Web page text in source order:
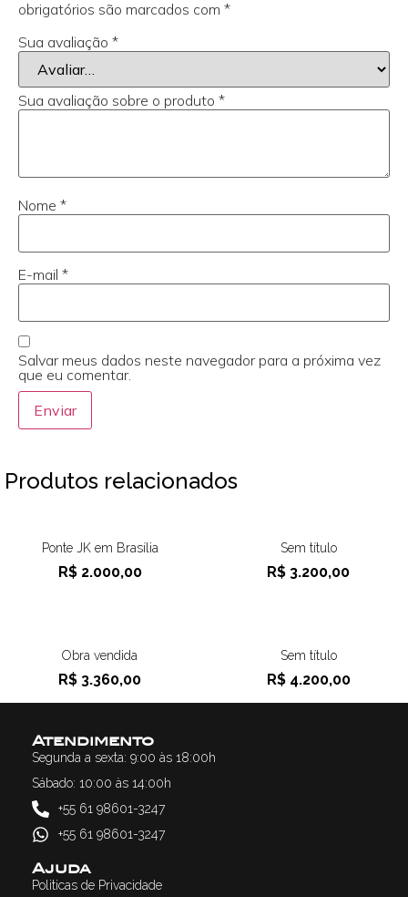
obrigatórios são marcados com *
Sua avaliação *
Sua avaliação sobre o produto *
Nome *
E-mail *
Salvar meus dados neste navegador para a próxima vez
que eu comentar.
Produtos relacionados
Ponte JK em Brasília
R$2.000,00
Sem título
R$ 3.200,00
Obra vendida
R$ 3.360,00
Sem título
R$4.200,00
Atendimento
Segunda a sexta: 9:00 às 18:00h
Sábado: 10:00 às 14:00h
+55 61 98601-3247
+55 61 98601-3247
Ajuda
Politicas de Privacidade